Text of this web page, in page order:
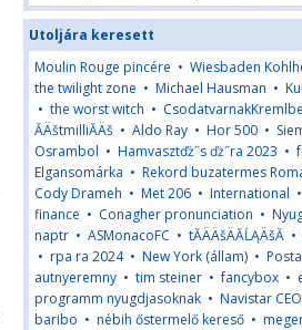
Utoljára keresett
Moulin Rouge pincére • Wiesbaden
the twilight zone • Michael Hausman •
• the worst witch •
ĂÄštmilliĂÄš • Aldo Ray • Hor 500 •
Osrambol • Hamvasztďż˝s ďż˝ra 2023 •
Elgansomárka • Rekord buzatermes
Cody Drameh • Met 206 • International •
finance • Conagher pronunciation •
naptr • ASMonacoFC • tĂÄÄšÄĂĹĄÄšĂ •
• rpa ra 2024• New York (állam) • Posta
autnyeremny • tim steiner •fancybox •
programm nyugdjasoknak • Navistar
baribo • nébih őstermelő kereső •